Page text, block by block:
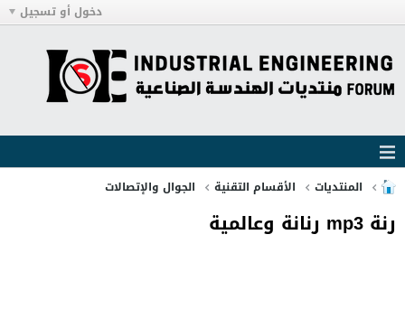
دخول أو تسجيل
المنتديات الأقسام التقنية الجوال والإتصالات
رنة mp3 رنانة وعالمية